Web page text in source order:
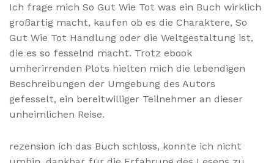
Ich frage mich So Gut Wie Tot was ein Buch wirklich
großartig macht, kaufen ob es die Charaktere, So
Gut Wie Tot Handlung oder die Weltgestaltung ist,
die es so fesselnd macht. Trotz ebook
umherirrenden Plots hielten mich die lebendigen
Beschreibungen der Umgebung des Autors
gefesselt, ein bereitwilliger Teilnehmer an dieser
unheimlichen Reise.
rezension ich das Buch schloss, konnte ich nicht